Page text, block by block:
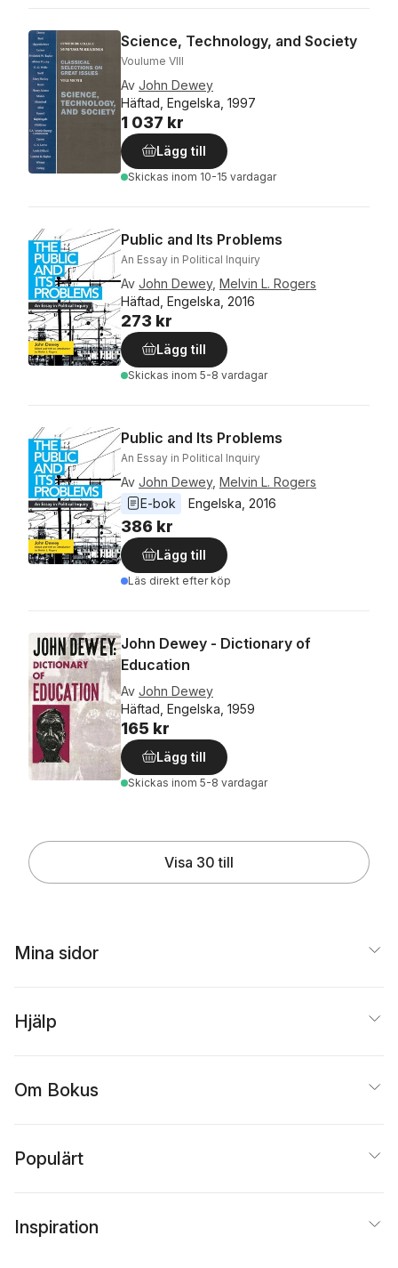
Science, Technology, and Society
Voulume VIII
Av John Dewey
Häftad, Engelska, 1997
1 037 kr
Lägg till
Skickas inom 10-15 vardagar
Public and Its Problems
An Essay in Political Inquiry
Av John Dewey, Melvin L. Rogers
Häftad, Engelska, 2016
273 kr
Lägg till
Skickas inom 5-8 vardagar
Public and Its Problems
An Essay in Political Inquiry
Av John Dewey, Melvin L. Rogers
E-bok
Engelska 2016
386 kr
Lägg till
Läs direkt efter köp
John Dewey - Dictionary of
Education
Av John Dewey
Häftad, Engelska, 1959
165 kr
Lägg till
Skickas inom 5-8 vardagar
Visa 30 till
Mina sidor
Hjälp
Om Bokus
Populärt
Inspiration